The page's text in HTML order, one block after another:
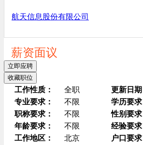
航天信息股份有限公司
薪资面议
立即应聘
收藏职位
工作性质： 全职 更新日期
专业要求：
不限 学历要求
职称要求：
不限 性别要求
年龄要求：
不限 经验要求
工作地区：
北京 户口要求